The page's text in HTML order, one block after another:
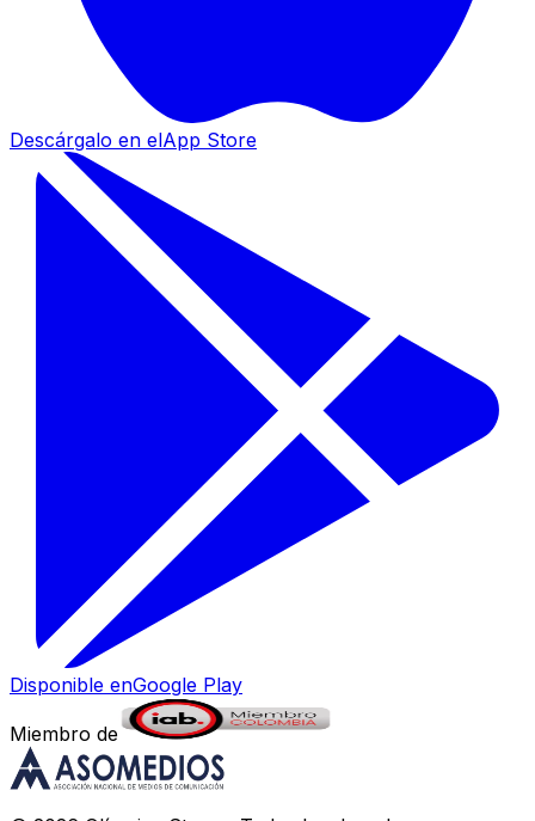
Descárgalo en elApp Store
Disponible enGoogle Play
Miembro de